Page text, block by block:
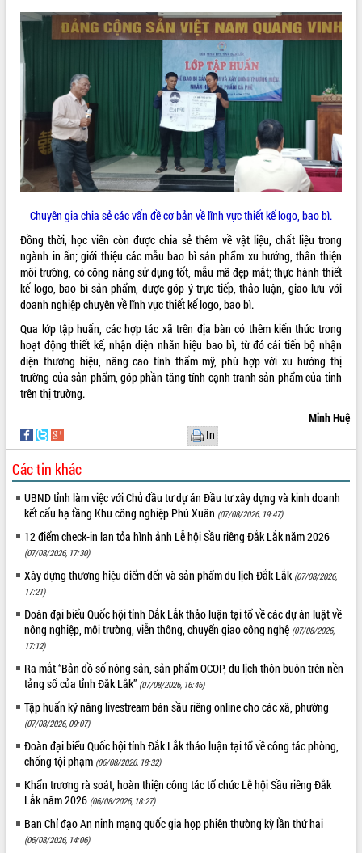
VIDEO
Không có file video nào để phát.
ALBUM ẢNH
LIÊN KẾT WEB
Hôm nay:
27745
Tất cả:
66073068
Chuyên gia chia sẻ các vấn đề cơ bản về lĩnh vực thiết kế logo, bao bì.
Đồng thời, học viên còn được chia sẻ thêm về vật liệu, chất liệu trong
ngành in ấn; giới thiệu các mẫu bao bì sản phẩm xu hướng, thân thiện
môi trường, có công năng sử dụng tốt, mẫu mã đẹp mắt; thực hành thiết
kế logo, bao bì sản phẩm, được góp ý trực tiếp, thảo luận, giao lưu với
doanh nghiệp chuyên về lĩnh vực thiết kế logo, bao bì.
Qua lớp tập huấn, các hợp tác xã trên địa bàn có thêm kiến thức trong
hoạt động thiết kế, nhận diện nhãn hiệu bao bì, từ đó cải tiến bộ nhận
diện thương hiệu, nâng cao tính thẩm mỹ, phù hợp với xu hướng thị
trường của sản phẩm, góp phần tăng tính cạnh tranh sản phẩm của tỉnh
trên thị trường.
Minh Huệ
In
Các tin khác
UBND tỉnh làm việc với Chủ đầu tư dự án Đầu tư xây dựng và kinh doanh
kết cấu hạ tầng Khu công nghiệp Phú Xuân (07/08/2026, 19:47)
12 điểm check-in lan tỏa hình ảnh Lễ hội Sầu riêng Đắk Lắk năm 2026
(07/08/2026, 17:30)
Xây dựng thương hiệu điểm đến và sản phẩm du lịch Đắk Lắk (07/08/2026,
17:21)
Đoàn đại biểu Quốc hội tỉnh Đắk Lắk thảo luận tại tổ về các dự án luật về
nông nghiệp, môi trường, viễn thông, chuyển giao công nghệ (07/08/2026,
17:12)
Ra mắt “Bản đồ số nông sản, sản phẩm OCOP, du lịch thôn buôn trên nền
tảng số của tỉnh Đắk Lắk” (07/08/2026, 16:46)
Tập huấn kỹ năng livestream bán sầu riêng online cho các xã, phường
(07/08/2026, 09:07)
Đoàn đại biểu Quốc hội tỉnh Đắk Lắk thảo luận tại tổ về công tác phòng,
chống tội phạm (06/08/2026, 18:32)
Khẩn trương rà soát, hoàn thiện công tác tổ chức Lễ hội Sầu riêng Đắk
Lắk năm 2026 (06/08/2026, 18:27)
Ban Chỉ đạo An ninh mạng quốc gia họp phiên thường kỳ lần thứ hai
(06/08/2026, 14:06)